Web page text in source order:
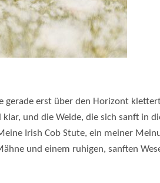
gerade erst über den Horizont
und die Weide, die sich sanft in
Irish Cob Stute, ein meiner
und einem ruhigen, sanften